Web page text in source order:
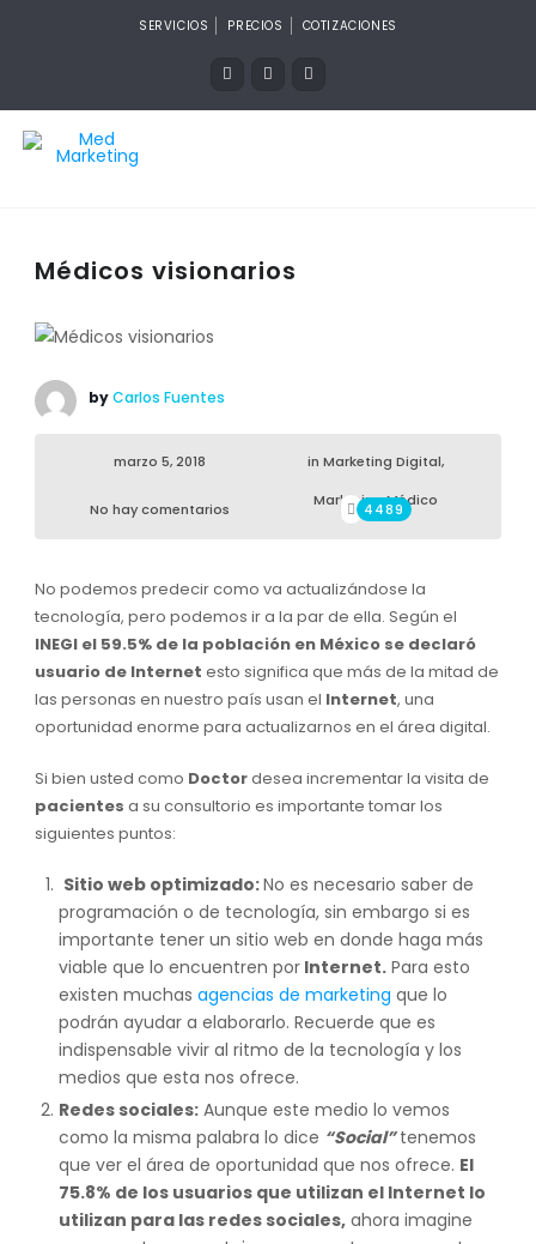
SERVICIOS PRECIOS COTIZACIONES
Médicos visionarios
byCarlos Fuentes
marzo 5, 2018 in Marketing Digital,
Marketing Médico
No hay comentarios 4489
No podemos predecir como va actualizándose la
tecnología, pero podemos ir a la par de ella. Según el
INEGI el 59.5% de la población en México se declaró
usuario de Internet esto significa que más de la mitad de
las personas en nuestro país usan el Internet, una
oportunidad enorme para actualizarnos en el área digital.
Si bien usted como Doctordesea incrementar la visita de
pacientes a su consultorio es importante tomar los
siguientes puntos:
Sitio web optimizado:No es necesario saber de
programación o de tecnología, sin embargo si es
importante tener un sitio web en donde haga más
viable que lo encuentren porInternet.Para esto
existen muchas agencias de marketing que lo
podrán ayudar a elaborarlo. Recuerde que es
indispensable vivir al ritmo de la tecnología y los
medios que esta nos ofrece.
Redes sociales:Aunque este medio lo vemos
como la misma palabra lo dice “Social” tenemos
que ver el área de oportunidad que nos ofrece. El
75.8% de los usuarios que utilizan el Internet lo
utilizan para las redes sociales,ahora imagine